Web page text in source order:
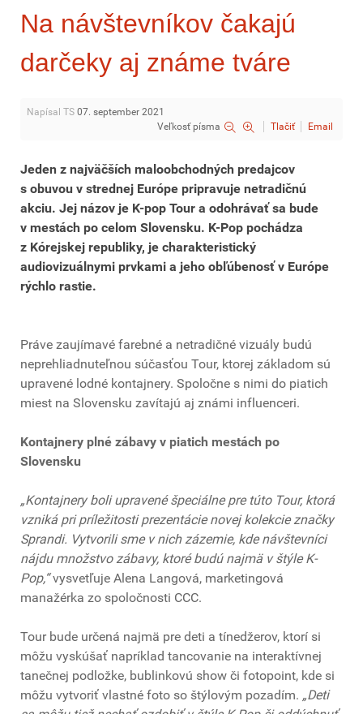
Na návštevníkov čakajú
darčeky aj známe tváre
Napísal TS 07. september 2021
Veľkosť písma
Tlačiť Email
Jeden z najväčších maloobchodných predajcov
s obuvou v strednej Európe pripravuje netradičnú
akciu. Jej názov je K-pop Tour a odohrávať sa bude
v mestách po celom Slovensku. K-Pop pochádza
z Kórejskej republiky, je charakteristický
audiovizuálnymi prvkami a jeho obľúbenosť v Európe
rýchlo rastie.
Práve zaujímavé farebné a netradičné vizuály budú
neprehliadnuteľnou súčasťou Tour, ktorej základom sú
upravené lodné kontajnery. Spoločne s nimi do piatich
miest na Slovensku zavítajú aj známi influenceri.
Kontajnery plné zábavy v piatich mestách po
Slovensku
„Kontajnery boli upravené špeciálne pre túto Tour, ktorá
vzniká pri príležitosti prezentácie novej kolekcie značky
Sprandi. Vytvorili sme v nich zázemie, kde návštevníci
nájdu množstvo zábavy, ktoré budú najmä v štýle K-
Pop,“vysvetľuje Alena Langová, marketingová
manažérka zo spoločnosti CCC.
Tour bude určená najmä pre deti a tínedžerov, ktorí si
môžu vyskúšať napríklad tancovanie na interaktívnej
tanečnej podložke, bublinkovú show či fotopoint, kde si
môžu vytvoriť vlastné foto so štýlovým pozadím. „Deti